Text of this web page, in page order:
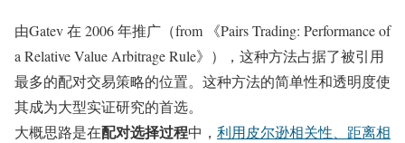
由Gatev 在 2006 年推广（from 《Pairs Trading: Performance of
a Relative Value Arbitrage Rule》），这种方法占据了被引用
最多的配对交易策略的位置。这种方法的简单性和透明度使
其成为大型实证研究的首选。
大概思路是在配对选择过程中， 利用皮尔逊相关性、距离相